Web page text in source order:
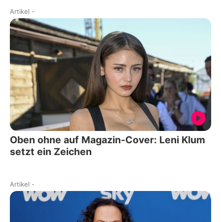
Artikel -
Oben ohne auf Magazin-Cover: Leni Klum
setzt ein Zeichen
Artikel -